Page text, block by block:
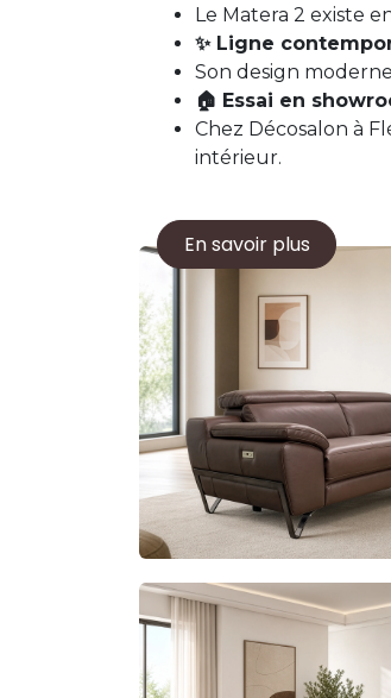
Le Matera 2 existe
✨ Ligne
Son design
🏠 Essai en
Chez Décosalon à
intérieur.
En savoir plus